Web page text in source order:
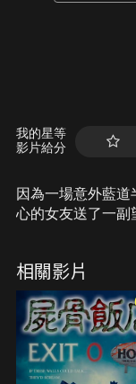
我的星等
影片給分
因為一場意外藍
心的女友送了一副
想藉此機會還清自
相關影片